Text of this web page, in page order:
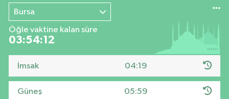
Bursa
Öğle vaktine kalan süre
03:54:11
İmsak 04:19
Güneş 05:59